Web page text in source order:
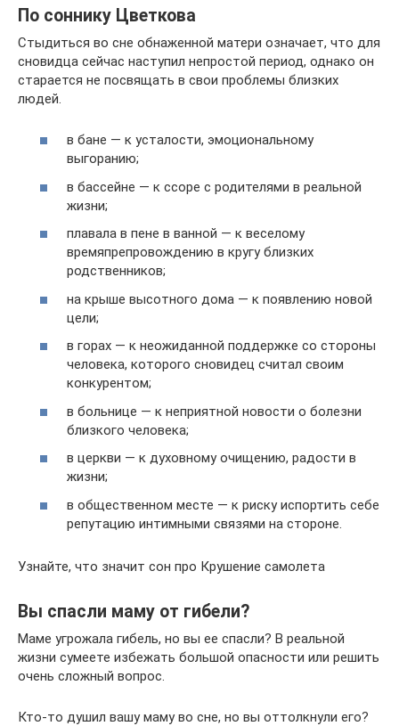
По соннику Цветкова
Стыдиться во сне обнаженной матери означает, что для
сновидца сейчас наступил непростой период, однако он
старается не посвящать в свои проблемы близких
людей.
в бане — к усталости, эмоциональному
выгоранию;
в бассейне — к ссоре с родителями в реальной
жизни;
плавала в пене в ванной — к веселому
времяпрепровождению в кругу близких
родственников;
на крыше высотного дома — к появлению новой
цели;
в горах — к неожиданной поддержке со стороны
человека, которого сновидец считал своим
конкурентом;
в больнице — к неприятной новости о болезни
близкого человека;
в церкви — к духовному очищению, радости в
жизни;
в общественном месте — к риску испортить себе
репутацию интимными связями на стороне.
Узнайте, что значит сон про Крушение самолета
Вы спасли маму от гибели?
Маме угрожала гибель, но вы ее спасли? В реальной
жизни сумеете избежать большой опасности или решить
очень сложный вопрос.
Кто-то душил вашу маму во сне, но вы оттолкнули его?